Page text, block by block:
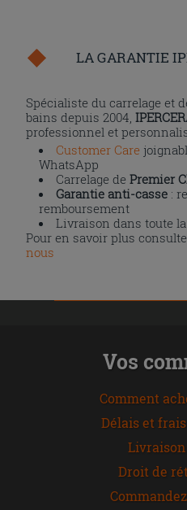
LA GARANTIE
Spécialiste du carrelage et
bains depuis 2004,
professionnel et
Customer Care
WhatsApp
Carrelage dePremier
Garantie anti-casse :
remboursement
Livraison dans toute
Pour en savoir plus
nous
Vos
Comment
Délais et
Droit de